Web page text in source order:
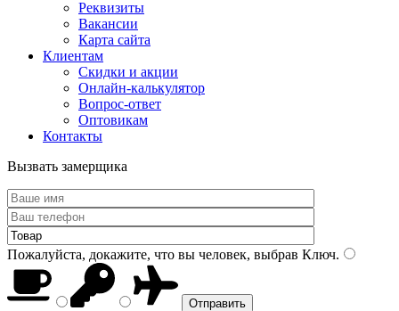
Реквизиты
Вакансии
Карта сайта
Клиентам
Скидки и акции
Онлайн-калькулятор
Вопрос-ответ
Оптовикам
Контакты
Вызвать замерщика
Пожалуйста, докажите, что вы человек, выбрав Ключ.